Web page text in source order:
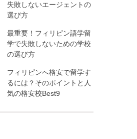
失敗しないエージェントの
選び方
最重要！フィリピン語学留
学で失敗しないための学校
の選び方
フィリピンへ格安で留学す
るには？そのポイントと人
気の格安校Best9